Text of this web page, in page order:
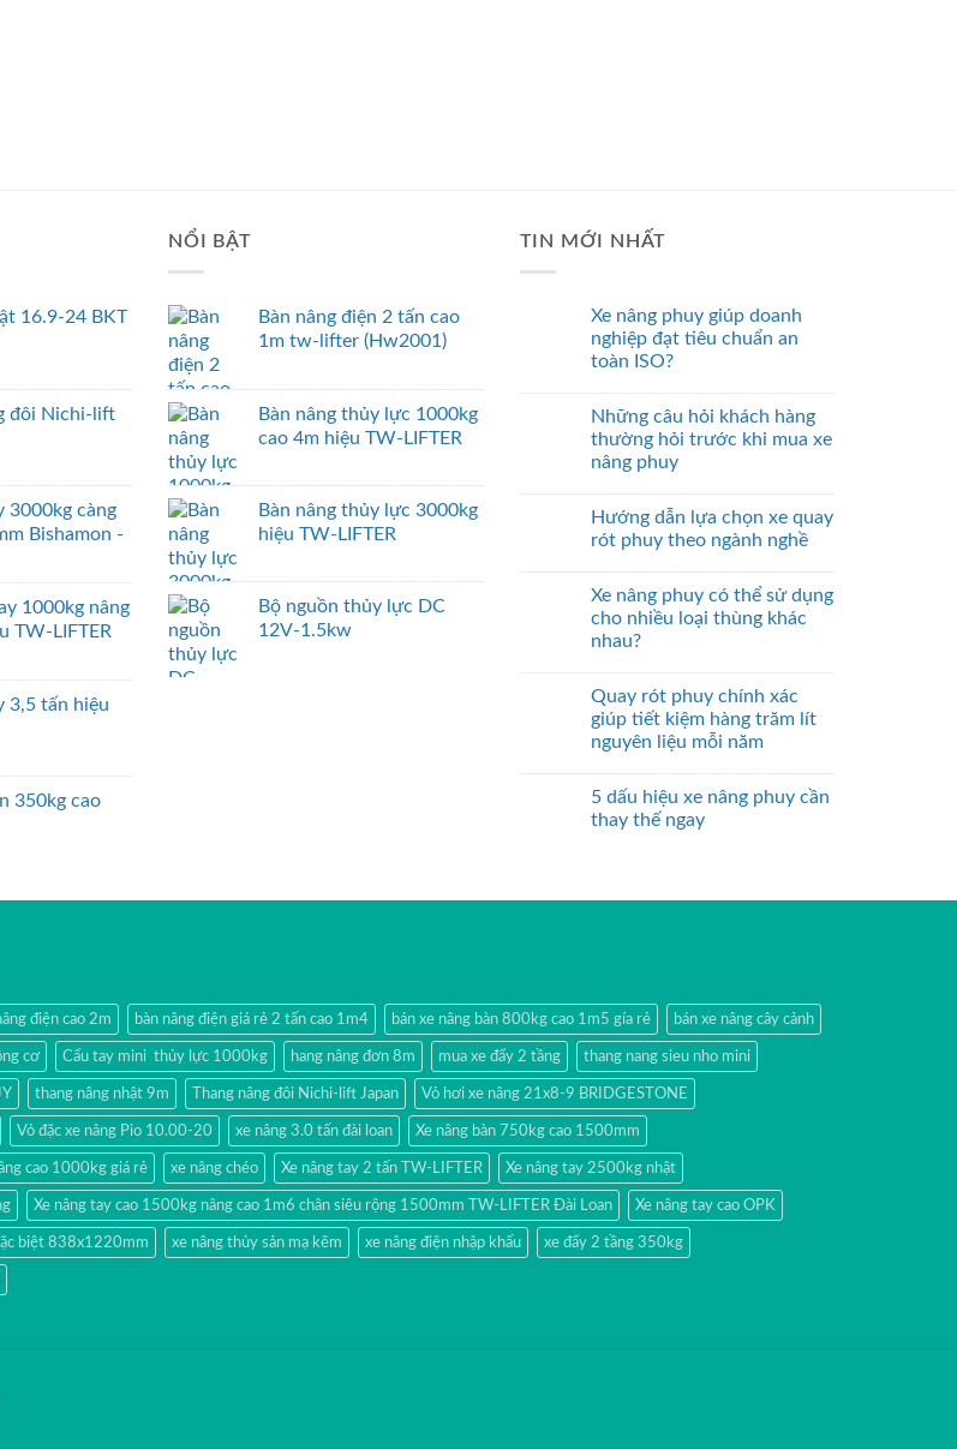
16.9-24 BKT
đôi Nichi-lift
3000kg càng
Bishamon -
1000kg nâng
TW-LIFTER
3,5 tấn hiệu
350kg cao
NỔI BẬT
Bàn nâng điện 2 tấn cao
1m tw-lifter (Hw2001)
Bàn nâng thủy lực 1000kg
cao 4m hiệu TW-LIFTER
Bàn nâng thủy lực 3000kg
hiệu TW-LIFTER
Bộ nguồn thủy lực DC
12V-1.5kw
TIN MỚI NHẤT
Xe nâng phuy giúp doanh
nghiệp đạt tiêu chuẩn an
toàn ISO?
Những câu hỏi khách hàng
thường hỏi trước khi mua xe
nâng phuy
Hướng dẫn lựa chọn xe quay
rót phuy theo ngành nghề
Xe nâng phuy có thể sử dụng
cho nhiều loại thùng khác
nhau?
Quay rót phuy chính xác
giúp tiết kiệm hàng trăm lít
nguyên liệu mỗi năm
5 dấu hiệu xe nâng phuy cần
thay thế ngay
điện cao 2m bàn nâng điện giá rẻ 2 tấn cao 1m4 bán xe nâng bàn 800kg cao 1m5 gía rẻ bán xe nâng cây cảnh
cơ Cẩu tay mini thủy lực 1000kg hang nâng đơn 8m mua xe đẩy 2 tầng thang nang sieu nho mini
thang nâng nhật 9m Thang nâng đôi Nichi-lift Japan Vỏ hơi xe nâng 21x8-9 BRIDGESTONE
Vỏ đặc xe nâng Pio 10.00-20 xe nâng 3.0 tấn đài loan Xe nâng bàn 750kg cao 1500mm
cao 1000kg giá rẻ xe nâng chéo Xe nâng tay 2 tấn TW-LIFTER Xe nâng tay 2500kg nhật
Xe nâng tay cao 1500kg nâng cao 1m6 chân siêu rộng 1500mm TW-LIFTER Đài Loan Xe nâng tay cao OPK
biệt 838x1220mm xe nâng thủy sản mạ kẽm xe nâng điện nhập khấu xe đẩy 2 tầng 350kg